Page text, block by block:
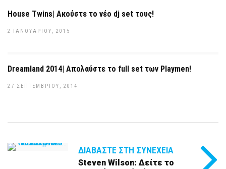
House Twins| Ακούστε το νέο dj set τους!
2 ΙΑΝΟΥΑΡΊΟΥ, 2015
Dreamland 2014| Απολαύστε το full set των Playmen!
27 ΣΕΠΤΕΜΒΡΊΟΥ, 2014
ΔΙΑΒΆΣΤΕ ΣΤΗ ΣΥΝΈΧΕΙΑ
Steven Wilson: Δείτε το